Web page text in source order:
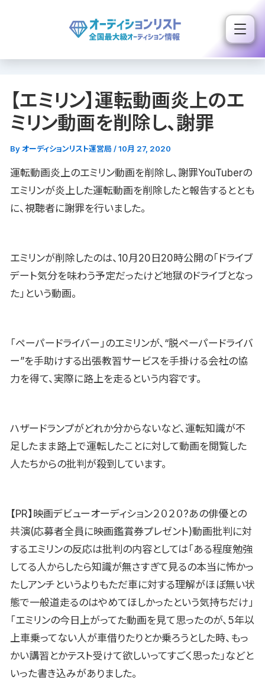
ス
【エミリン】運転動画炎上のエ
ミリン動画を削除し、謝罪
By オーディションリスト運営局 /10月 27, 2020
運転動画炎上のエミリン動画を削除し、謝罪YouTuberの
エミリンが炎上した運転動画を削除したと報告するととも
に、視聴者に謝罪を行いました。
エミリンが削除したのは、10月20日20時公開の「ドライブ
デート気分を味わう予定だったけど地獄のドライブとなっ
た」という動画。
「ペーパードライバー」のエミリンが、“脱ペーパードライバ
ー”を手助けする出張教習サービスを手掛ける会社の協
力を得て、実際に路上を走るという内容です。
ハザードランプがどれか分からないなど、運転知識が不
足したまま路上で運転したことに対して動画を閲覧した
人たちからの批判が殺到しています。
【PR】映画デビューオーディション２０２０?あの俳優との
共演(応募者全員に映画鑑賞券プレゼント)動画批判に対
するエミリンの反応は批判の内容としては「ある程度勉強
してる人からしたら知識が無さすぎて見るの本当に怖かっ
たしアンチというよりもただ車に対する理解がほぼ無い状
態で一般道走るのはやめてほしかったという気持ちだけ」
「エミリンの今日上がってた動画を見て思ったのが、5年以
上車乗ってない人が車借りたりとか乗ろうとした時、もっ
かい講習とかテスト受けて欲しいってすごく思った」などと
いった書き込みがありました。